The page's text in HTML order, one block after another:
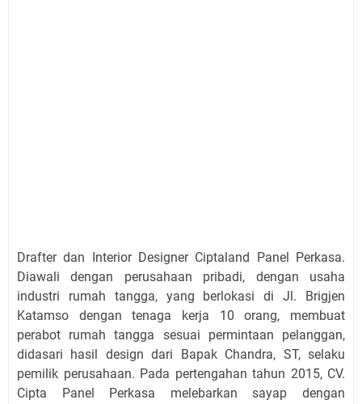
Drafter dan Interior Designer Ciptaland Panel Perkasa.
Diawali dengan perusahaan pribadi, dengan usaha
industri rumah tangga, yang berlokasi di Jl. Brigjen
Katamso dengan tenaga kerja 10 orang, membuat
perabot rumah tangga sesuai permintaan pelanggan,
didasari hasil design dari Bapak Chandra, ST, selaku
pemilik perusahaan. Pada pertengahan tahun 2015, CV.
Cipta Panel Perkasa melebarkan sayap dengan